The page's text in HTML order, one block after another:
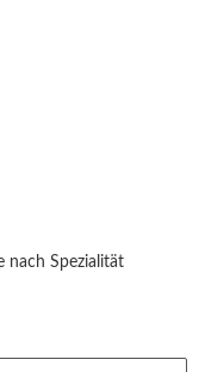
nach Spezialität